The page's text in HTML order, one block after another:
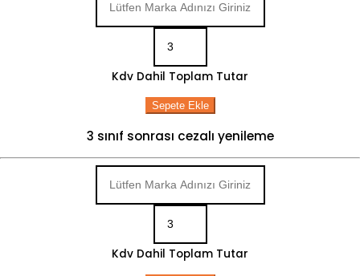
Kdv Dahil Toplam Tutar
Sepete Ekle
3 sınıf sonrası cezalı yenileme
Kdv Dahil Toplam Tutar